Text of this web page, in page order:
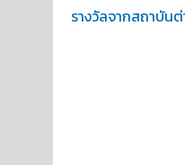
รางวัลจากสถาบัน